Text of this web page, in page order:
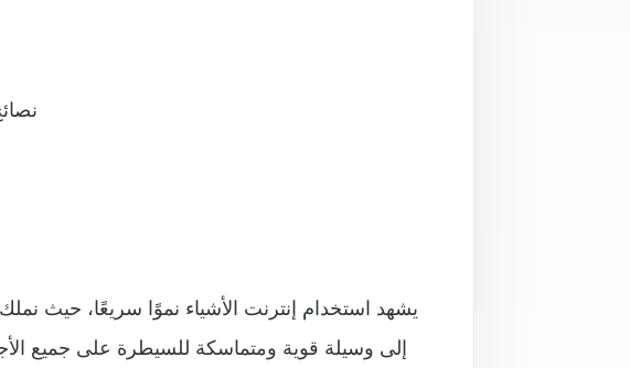
7
يشهد استخدام إنترنت الأشياء نموًا سريعًا، حيث
إلى وسيلة قوية ومتماسكة للسيطرة على جميع